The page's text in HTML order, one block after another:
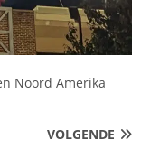
Noord Amerika
VOLGENDE